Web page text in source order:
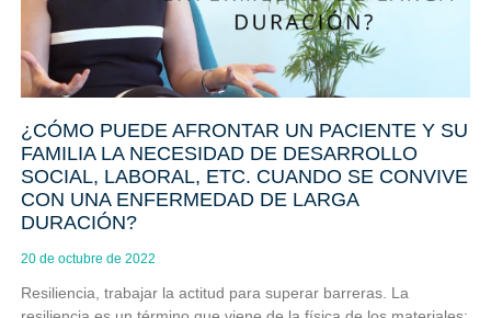
¿CÓMO PUEDE AFRONTAR UN PACIENTE Y SU
FAMILIA LA NECESIDAD DE DESARROLLO
SOCIAL, LABORAL, ETC. CUANDO SE CONVIVE
CON UNA ENFERMEDAD DE LARGA
DURACIÓN?
20 de octubre de 2022
Resiliencia, trabajar la actitud para superar barreras. La